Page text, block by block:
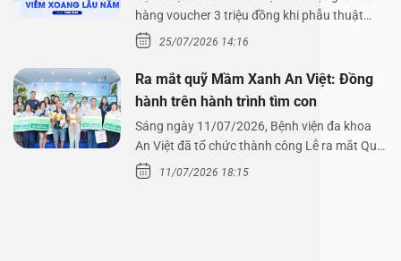
hàng voucher 3 triệu đồng khi phẫu thuật
xoang cùng PGS.…
25/07/2026 14:16
Ra mắt quỹ Mầm Xanh An Việt: Đồng
hành trên hành trình tìm con
Sáng ngày 11/07/2026, Bệnh viện đa khoa
An Việt đã tổ chức thành công Lễ ra mắt Quỹ
Mầm Xanh…
11/07/2026 18:15